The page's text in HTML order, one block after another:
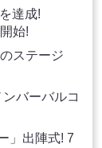
達成!
始!
ステージ
バーバルコ
」出陣式! 7